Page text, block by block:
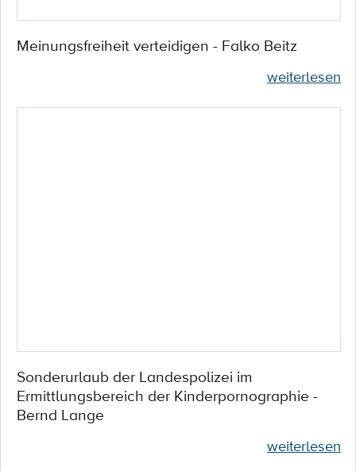
Meinungsfreiheit verteidigen - Falko Beitz
weiterlesen
Sonderurlaub der Landespolizei im
Ermittlungsbereich der Kinderpornographie -
Bernd Lange
weiterlesen